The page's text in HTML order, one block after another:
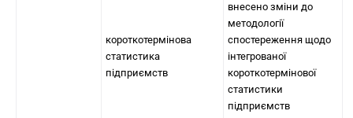
короткотермінова
статистика
підприємств
внесено зміни до
методології
спостереження щодо
інтегрованої
короткотермінової
статистики
підприємств